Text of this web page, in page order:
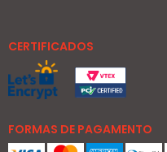
CERTIFICADOS
FORMAS DE PAGAMENTO